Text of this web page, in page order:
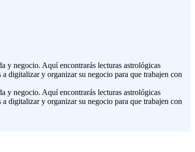
y negocio. Aquí encontrarás lecturas astrológicas
digitalizar y organizar su negocio para que trabajen con
y negocio. Aquí encontrarás lecturas astrológicas
digitalizar y organizar su negocio para que trabajen con